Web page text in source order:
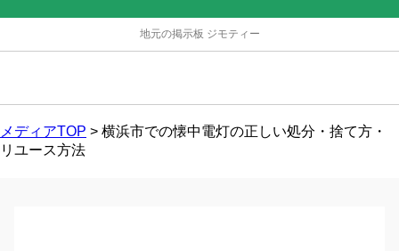
地元の掲示板 ジモティー
メディアTOP > 横浜市での懐中電灯の正しい処分・捨て方・
リユース方法